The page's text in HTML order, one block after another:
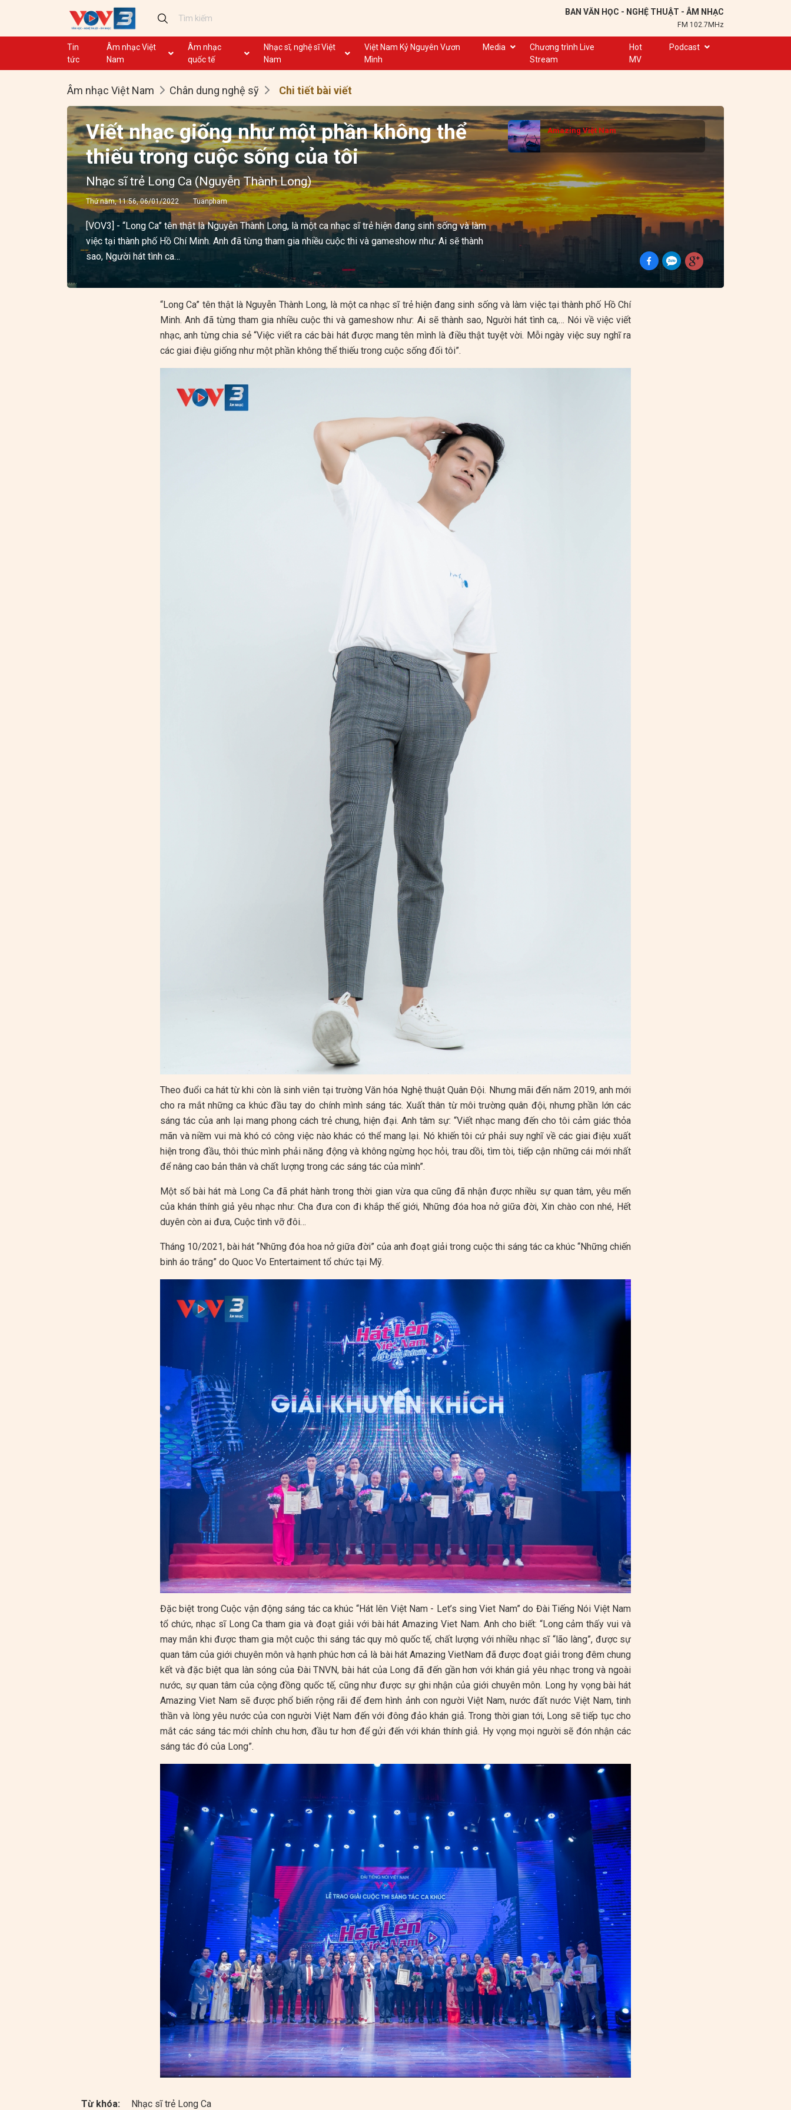
BAN VĂN HỌC - NGHỆ THUẬT - ÂM NHẠC
FM 102.7MHz
Tin
tức
Âm nhạc Việt
Nam
Ca khúc
Nhạc mới
Dân ca
Dân ca
GHTP
Chủ tịch Hồ Chí Minh
Ca khúc thi đua ái quốc
Ca nhạc theo yêu cầu
Âm nhạc
quốc tế
Ca khúc
Không lời
Nhạc sĩ, nghệ sĩ Việt
Nam
Nghệ sĩ biểu diễn VN
Nhạc sĩ VN
Nhạc sĩ, nghệ sĩ VOV
Việt Nam Kỷ Nguyên Vươn
Mình
Media
Dân ca
Nước ngoài
Chương trình Live
Stream
Hot
MV
Podcast
Trạm 102,7
Nơi lưu giữ hồn Việt
Hành trình sáng tạo
Kể chuyện và hát ru
Âm nhạc Việt Nam Chân dung nghệ sỹ Chi tiết bài viết
Viết nhạc giống như một phần không thể
thiếu trong cuộc sống của tôi
Nhạc sĩ trẻ Long Ca (Nguyễn Thành Long)
Thứ năm, 11:56, 06/01/2022 Tuanpham
[VOV3] - “Long Ca” tên thật là Nguyễn Thành Long, là một ca nhạc sĩ trẻ hiện đang sinh sống và làm
việc tại thành phố Hồ Chí Minh. Anh đã từng tham gia nhiều cuộc thi và gameshow như: Ai sẽ thành
sao, Người hát tình ca…
Amazing Việt Nam
“Long Ca” tên thật là Nguyễn Thành Long, là một ca nhạc sĩ trẻ hiện đang sinh sống và làm việc tại thành phố Hồ Chí
Minh. Anh đã từng tham gia nhiều cuộc thi và gameshow như: Ai sẽ thành sao, Người hát tình ca,… Nói về việc viết
nhạc, anh từng chia sẻ “Việc viết ra các bài hát được mang tên mình là điều thật tuyệt vời. Mỗi ngày việc suy nghĩ ra
các giai điệu giống như một phần không thể thiếu trong cuộc sống đối tôi”.
Theo đuổi ca hát từ khi còn là sinh viên tại trường Văn hóa Nghệ thuật Quân Đội. Nhưng mãi đến năm 2019, anh mới
cho ra mắt những ca khúc đầu tay do chính mình sáng tác. Xuất thân từ môi trường quân đội, nhưng phần lớn các
sáng tác của anh lại mang phong cách trẻ chung, hiện đại. Anh tâm sự: “Viết nhạc mang đến cho tôi cảm giác thỏa
mãn và niềm vui mà khó có công việc nào khác có thể mang lại. Nó khiến tôi cứ phải suy nghĩ về các giai điệu xuất
hiện trong đầu, thôi thúc mình phải năng động và không ngừng học hỏi, trau dồi, tìm tòi, tiếp cận những cái mới nhất
để nâng cao bản thân và chất lượng trong các sáng tác của mình”.
Một số bài hát mà Long Ca đã phát hành trong thời gian vừa qua cũng đã nhận được nhiều sự quan tâm, yêu mến
của khán thính giả yêu nhạc như: Cha đưa con đi khắp thế giới, Những đóa hoa nở giữa đời, Xin chào con nhé, Hết
duyên còn ai đưa, Cuộc tình vỡ đôi…
Tháng 10/2021, bài hát “Những đóa hoa nở giữa đời” của anh đoạt giải trong cuộc thi sáng tác ca khúc “Những chiến
binh áo trắng” do Quoc Vo Entertaiment tổ chức tại Mỹ.
Đặc biệt trong Cuộc vận động sáng tác ca khúc “Hát lên Việt Nam - Let’s sing Viet Nam” do Đài Tiếng Nói Việt Nam
tổ chức, nhạc sĩ Long Ca tham gia và đoạt giải với bài hát Amazing Viet Nam. Anh cho biết: “Long cảm thấy vui và
may mắn khi được tham gia một cuộc thi sáng tác quy mô quốc tế, chất lượng với nhiều nhạc sĩ “lão làng”, được sự
quan tâm của giới chuyên môn và hạnh phúc hơn cả là bài hát Amazing VietNam đã được đoạt giải trong đêm chung
kết và đặc biệt qua làn sóng của Đài TNVN, bài hát của Long đã đến gần hơn với khán giả yêu nhạc trong và ngoài
nước, sự quan tâm của cộng đồng quốc tế, cũng như được sự ghi nhận của giới chuyên môn. Long hy vọng bài hát
Amazing Viet Nam sẽ được phổ biến rộng rãi để đem hình ảnh con người Việt Nam, nước đất nước Việt Nam, tinh
thần và lòng yêu nước của con người Việt Nam đến với đông đảo khán giả. Trong thời gian tới, Long sẽ tiếp tục cho
mắt các sáng tác mới chỉnh chu hơn, đầu tư hơn để gửi đến với khán thính giả. Hy vọng mọi người sẽ đón nhận các
sáng tác đó của Long”.
Từ khóa: Nhạc sĩ trẻ Long Ca